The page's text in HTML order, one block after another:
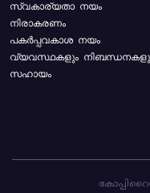
സ്വകാര്യതാ നയം
നിരാകരണം
പകർപ്പവകാശ നയം
വ്യവസ്ഥകളും
സഹായം